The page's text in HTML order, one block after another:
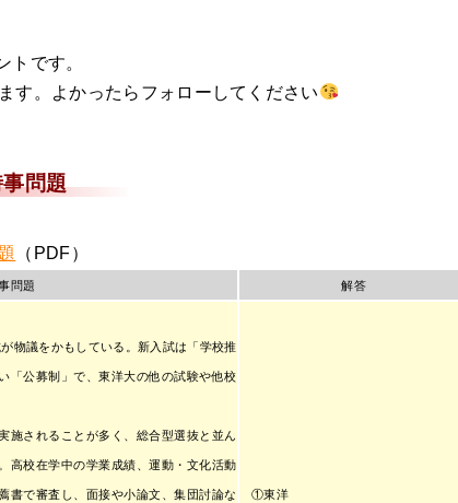
トです。
す。よかったらフォローしてください
問題
（PDF）
問題 解答
物議をかもしている。新入試は「学校推
「公募制」で、東洋大の他の試験や他校
されることが多く、総合型選抜と並ん
高校在学中の学業成績、運動・文化活動
書で審査し、面接や小論文、集団討論な ①東洋